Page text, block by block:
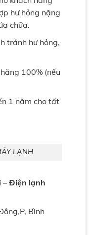
hư hỏng nặng
chữa.
tránh hư hỏng,
100% (nếu
1 năm cho tất
LẠNH
– Điện lạnh
Bình